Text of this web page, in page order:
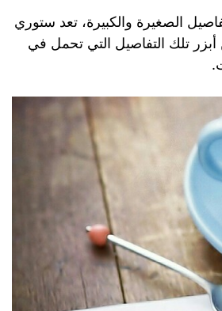
الصغيرة والكبيرة، تعد ستوري
تلك التفاصيل التي تحمل في